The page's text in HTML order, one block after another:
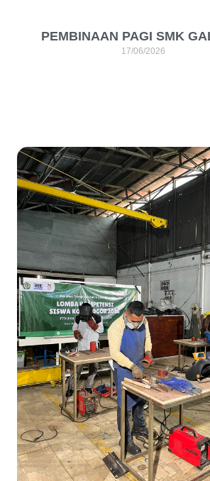
PEMBINAAN PAGI SMK
17/06/2026